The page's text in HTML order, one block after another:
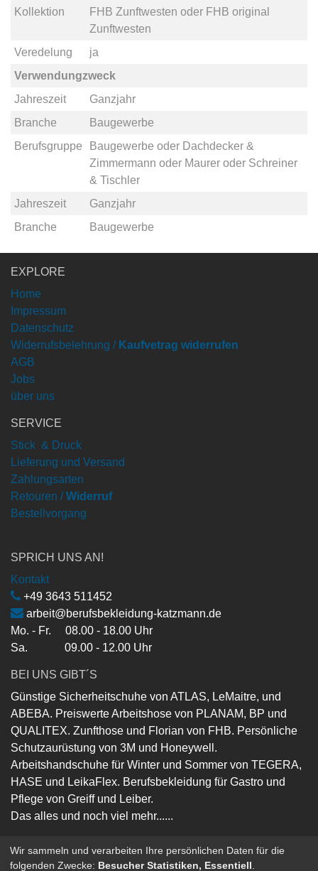
Kollektion
FHB Zunftwesten oder FHB original
Zunftwesten
Veredelung
ja
Verwendungzweck
Jahreszeit
Ganzjahr
Branche
Baugewerbe
Berufsgruppe
Baugewerbe oder Dachdecker &
Zimmermann oder Maureroder Schreiner
& Tischler
Jahreszeit
Ganzjahr
Branche
Baugewerbe
EXPLORE
Home
Impressum
Datenschutz
Widerrufsbelehrung / Kaufvetrag widerrufen
AGB
Jobs
über uns
SERVICE
Stick & Druck
Lieferung und Versand
Zahlungsarten
Retouren / Widerruf
Bestellvorgang
SPRICH UNS AN!
Kontakt
+49 3643 511452
arbeit@berufsbekleidung-katzmann.de
Mo. - Fr. 08.00 - 18.00 Uhr
Sa. 09.00 - 12.00 Uhr
BEI UNS GIBT´S
Günstige Sicherheitschuhe von ATLAS, LeMaitre, und
ABEBA. Preiswerte Arbeitshose von PLANAM, BP und
QUALITEX. Zunfthose und Florian von FHB. Persönliche
Schutzaurüstung von 3M und Honeywell.
Arbeitshandschuhe für Winter und Sommer von TEGERA,
HASE und LeikaFlex. Berufsbekleidung für Gastro und
Pflege von Greiff und Leiber.
Das alles und noch viel mehr......
Wir sammeln und verarbeiten Ihre persönlichen Daten für die
folgenden Zwecke: Besucher Statistiken, Essentiell